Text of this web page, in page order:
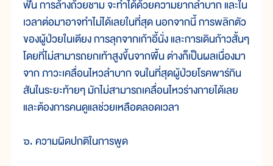
ฟัน การล้างถ้วยชาม จะทำได้ด้วยความยากลำบาก และใน
เวลาต่อมาอาจทำไม่ได้เลยในที่สุด นอกจากนี้ การพลิกตัว
ของผู้ป่วยในเตียง การลุกจากเก้าอี้นั่ง และการเดินก้าวสั้นๆ
โดยที่ไม่สามารถยกเท้าสูงขึ้นจากพื้น ต่างก็เป็นผลเนื่องมา
จาก ภาวะเคลื่อนไหวลำบาก จนในที่สุดผู้ป่วยโรคพาร์กิน
สันในระยะท้ายๆ มักไม่สามารถเคลื่อนไหวร่างกายได้เลย
และต้องการคนดูแลช่วยเหลือตลอดเวลา
๖. ความผิดปกติในการพูด